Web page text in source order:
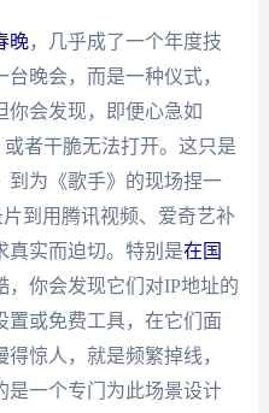
晚，几乎成了一个年度技
晚会，而是一种仪式，
你会发现，即便心急如
者干脆无法打开。这只是
到为《歌手》的现场捏一
到用腾讯视频、爱奇艺补
真实而迫切。特别是在国
，你会发现它们对IP地址的
置或免费工具，在它们面
惊人，就是频繁掉线，
是一个专门为此场景设计